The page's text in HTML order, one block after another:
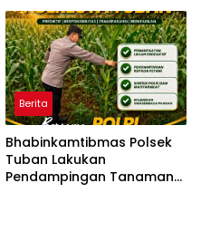
Berita
Bhabinkamtibmas Polsek
Tuban Lakukan
Pendampingan Tanaman